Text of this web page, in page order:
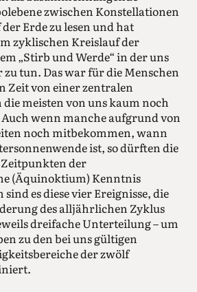
zwischen Konstellationen
Erde zu lesen und hat
zyklischen Kreislauf der
„Stirb und Werde“ in der uns
tun. Das war für die Menschen
Zeit von einer zentralen
die meisten von uns kaum noch
wenn manche aufgrund von
noch mitbekommen, wann
ist, so dürften die
der
(Äquinoktium) Kenntnis
es diese vier Ereignisse, die
des alljährlichen Zyklus
dreifache Unterteilung – um
zu den bei uns gültigen
der zwölf